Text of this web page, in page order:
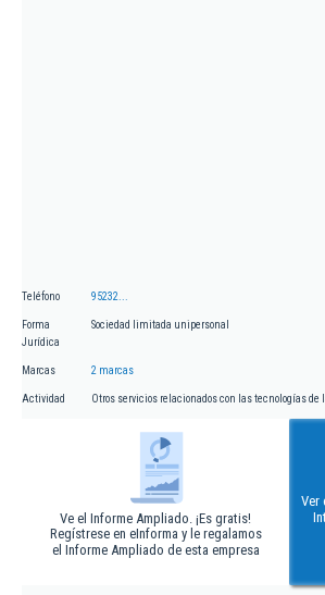
Teléfono 95232...
Forma
Jurídica
Sociedad limitada unipersonal
Marcas 2 marcas
Actividad Otros servicios relacionados con las tecnologías
Ve el Informe Ampliado. ¡Es gratis!
Regístrese en eInforma y le regalamos
el Informe Ampliado de esta empresa
Ver